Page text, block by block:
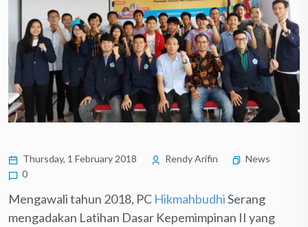
Thursday, 1 February 2018 Rendy Arifin
News
0
Mengawali tahun 2018, PC HikmahbudhiSerang
mengadakan Latihan Dasar Kepemimpinan II yang